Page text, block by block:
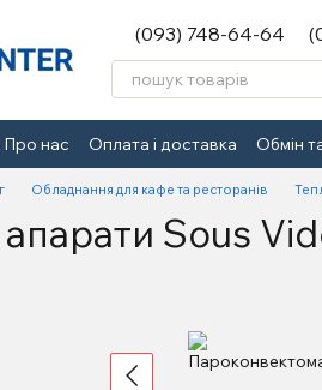
(093) 748-64-64
Про нас Оплата і доставка Обмін
Обладнання для кафе та ресторанів
апарати Sous